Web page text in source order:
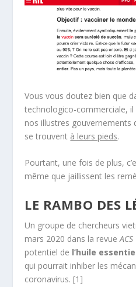
Vous vous doutez bien que
technologico-commerciale, il
nos illustres gouvernements
se trouvent à leurs pieds.
Pourtant, une fois de plus,
même que jaillissent les
LE RAMBO DES
Un groupe de chercheurs
mars 2020 dans la revue
potentiel de l’huile
qui pourrait inhiber les
coronavirus. [1]